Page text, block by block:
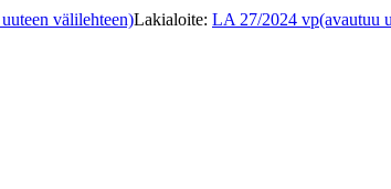
välilehteen)Lakialoite: LA 27/2024 vp(avautuu